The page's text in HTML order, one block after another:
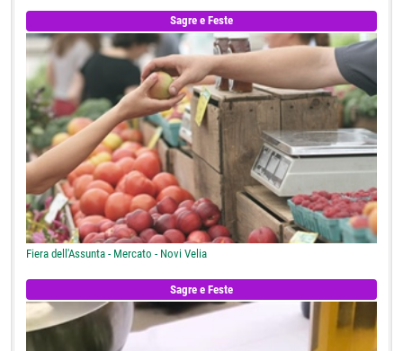
Sagre e Feste
Fiera dell'Assunta - Mercato - Novi Velia
Sagre e Feste